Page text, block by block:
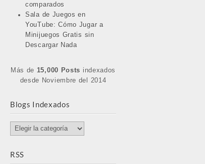
comparados
Sala de Juegos en
YouTube: Cómo Jugar a
Minijuegos Gratis sin
Descargar Nada
Más de 15,000 Posts indexados
desde Noviembre del 2014
Blogs Indexados
Blogs
Indexados
RSS